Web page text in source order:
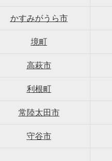
かすみがうら市
境町
高萩市
利根町
常陸太田市
守谷市